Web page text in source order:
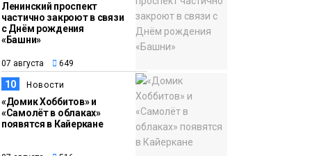
Ленинский проспект
частично закроют в связи
с Днём рождения
«Башни»
07 августа 649
10 Новости
«Домик Хоббитов» и
«Самолёт в облаках»
появятся в Кайеркане